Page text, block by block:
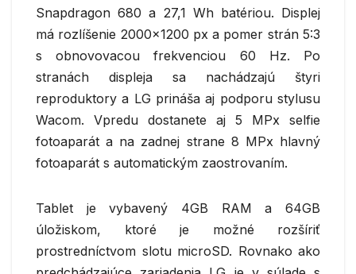
Snapdragon 680 a 27,1 Wh batériou. Displej
má rozlíšenie 2000×1200 px a pomer strán 5:3
s obnovovacou frekvenciou 60 Hz. Po
stranách displeja sa nachádzajú štyri
reproduktory a LG prináša aj podporu stylusu
Wacom. Vpredu dostanete aj 5 MPx selfie
fotoaparát a na zadnej strane 8 MPx hlavný
fotoaparát s automatickým zaostrovaním.
Tablet je vybavený 4GB RAM a 64GB
úložiskom, ktoré je možné rozšíriť
prostredníctvom slotu microSD. Rovnako ako